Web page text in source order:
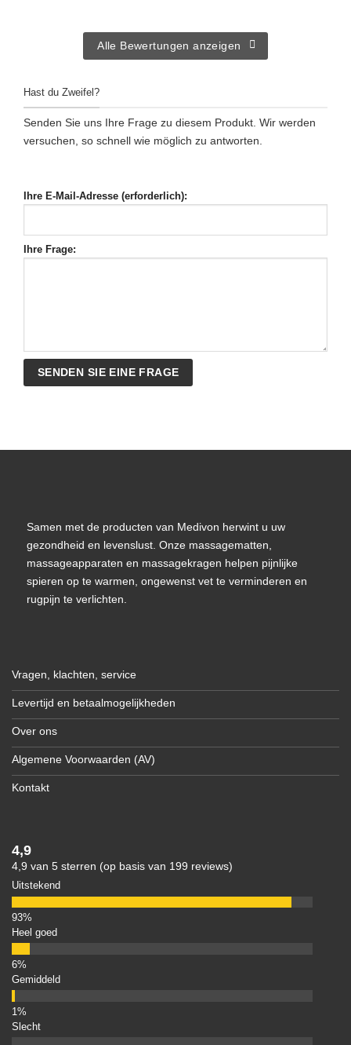
Alle Bewertungen anzeigen
Hast du Zweifel?
Senden Sie uns Ihre Frage zu diesem Produkt. Wir werden
versuchen, so schnell wie möglich zu antworten.
Ihre E-Mail-Adresse (erforderlich):
Ihre Frage:
Samen met de producten van Medivon herwint u uw
gezondheid en levenslust. Onze massagematten,
massageapparaten en massagekragen helpen pijnlijke
spieren op te warmen, ongewenst vet te verminderen en
rugpijn te verlichten.
Vragen, klachten, service
Levertijd en betaalmogelijkheden
Over ons
Algemene Voorwaarden (AV)
Kontakt
4,9
4,9 van 5 sterren (op basis van 199 reviews)
Uitstekend
Heel goed
Gemiddeld
Slecht